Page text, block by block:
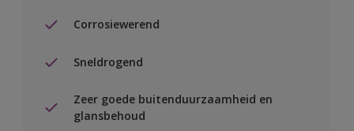
Corrosiewerend
Sneldrogend
Zeer goede buitenduurzaamheid en
glansbehoud